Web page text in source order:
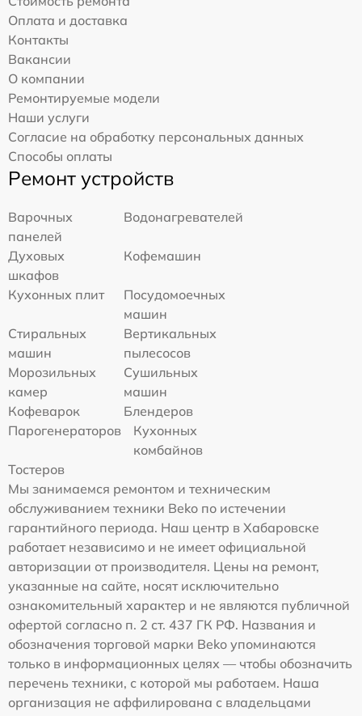
Оплата и доставка
Контакты
Вакансии
О компании
Ремонтируемые модели
Наши услуги
Согласие на обработку персональных данных
Способы оплаты
Ремонт устройств
Варочных
панелей
Водонагревателей
Духовых
шкафов
Кофемашин
Кухонных плит
Посудомоечных
машин
Стиральных
машин
Вертикальных
пылесосов
Морозильных
камер
Сушильных
машин
Кофеварок
Блендеров
Парогенераторов
Кухонных
комбайнов
Тостеров
Мы занимаемся ремонтом и техническим
обслуживанием техники Beko по истечении
гарантийного периода. Наш центр в Хабаровске
работает независимо и не имеет официальной
авторизации от производителя. Цены на ремонт,
указанные на сайте, носят исключительно
ознакомительный характер и не являются публичной
офертой согласно п. 2 ст. 437 ГК РФ. Названия и
обозначения торговой марки Beko упоминаются
только в информационных целях — чтобы обозначить
перечень техники, с которой мы работаем. Наша
организация не аффилирована с владельцами